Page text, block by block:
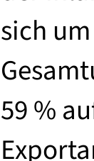
sich
59 %